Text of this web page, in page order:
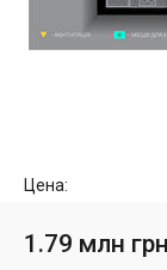
Цена:
1.79 млн грн